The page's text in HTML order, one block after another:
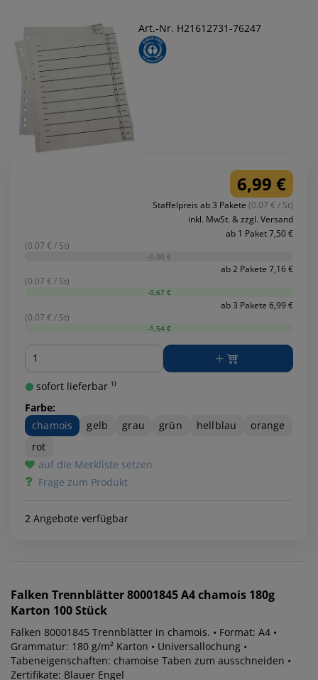
Art.-Nr. H21612731-76247
6,99 €
Staffelpreis ab 3 Pakete (0.07 € / St)
inkl. MwSt. & zzgl. Versand
ab 1 Paket 7,50 €
(0.07 € / St)
-0,00 €
ab 2 Pakete 7,16 €
(0.07 € / St)
-0,67 €
ab 3 Pakete 6,99 €
(0.07 € / St)
-1,54 €
Menge
sofort lieferbar ¹⁾
Farbe:
chamois
gelb grau grün hellblau
orange
rot
auf die Merkliste setzen
Frage zum Produkt
2 Angebote verfügbar
Falken Trennblätter 80001845 A4 chamois 180g
Karton 100 Stück
Falken 80001845 Trennblätter in chamois. • Format: A4 •
Grammatur: 180 g/m² Karton • Universallochung •
Tabeneigenschaften: chamoise Taben zum ausschneiden •
Zertifikate: Blauer Engel